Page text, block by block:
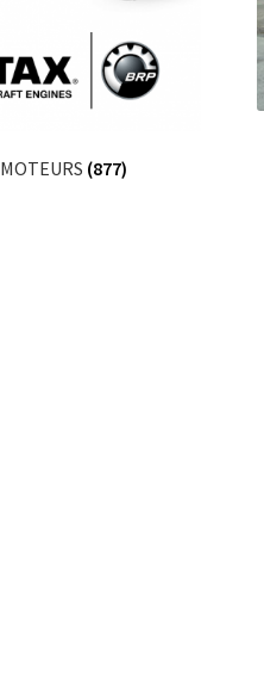
MOTEURS (877)